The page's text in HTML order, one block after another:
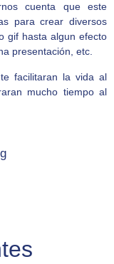
cuenta que este
para crear diversos
gif hasta algun efecto
presentación, etc.
facilitaran la vida al
mucho tiempo al